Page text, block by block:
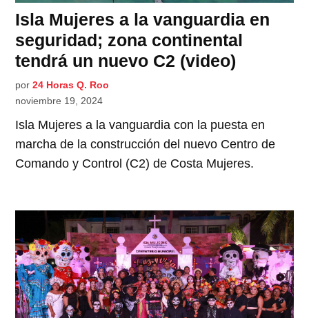
Isla Mujeres a la vanguardia en
seguridad; zona continental
tendrá un nuevo C2 (video)
por 24 Horas Q. Roo
noviembre 19, 2024
Isla Mujeres a la vanguardia con la puesta en
marcha de la construcción del nuevo Centro de
Comando y Control (C2) de Costa Mujeres.